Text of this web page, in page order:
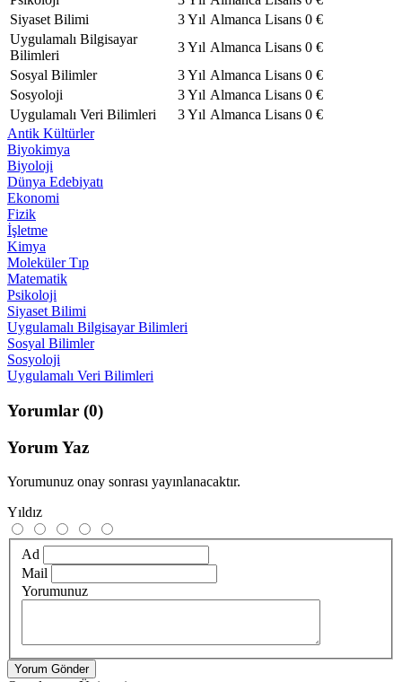
Siyaset Bilimi
3 Yıl Almanca Lisans 0 €
Uygulamalı Bilgisayar
Bilimleri
3 Yıl Almanca Lisans 0 €
Sosyal Bilimler
3 Yıl Almanca Lisans 0 €
Sosyoloji
3 Yıl Almanca Lisans 0 €
Uygulamalı Veri Bilimleri
3 Yıl Almanca Lisans 0 €
Antik Kültürler
Biyokimya
Biyoloji
Dünya Edebiyatı
Ekonomi
Fizik
İşletme
Kimya
Moleküler Tıp
Matematik
Psikoloji
Siyaset Bilimi
Uygulamalı Bilgisayar Bilimleri
Sosyal Bilimler
Sosyoloji
Uygulamalı Veri Bilimleri
Yorumlar (0)
Yorum Yaz
Yorumunuz onay sonrası yayınlanacaktır.
Yıldız
Ad
Mail
Yorumunuz
Yorum Gönder